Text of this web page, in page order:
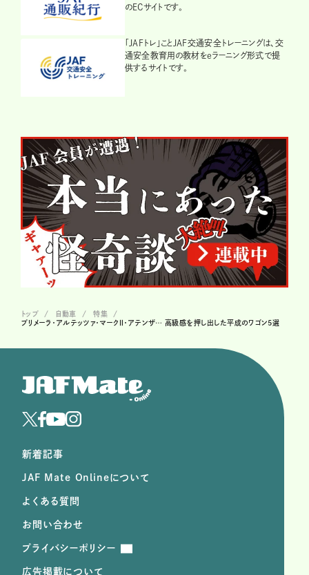
のECサイトです。
「JAFトレ」ことJAF交通安全トレーニングは、交
通安全教育用の教材をeラーニング形式で提
供するサイトです。
トップ 自動車
特集
プリメーラ・アルテッツァ・マークⅡ・アテンザ… 高級感を押し出した平成のワゴン5選
新着記事
JAF Mate Onlineについて
よくある質問
お問い合わせ
プライバシーポリシー
広告掲載について